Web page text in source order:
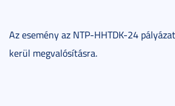
Az esemény az NTP-HHTDK-24
kerül megvalósításra.